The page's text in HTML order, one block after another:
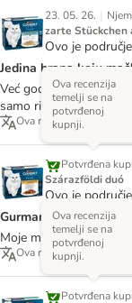
23. 05. 26. |
zarte Stückchen
Ovo je
Jedina hrana koju
Već godinama
samo riblje vrste. Zato
Ova recenzija je
Potvrđena
Ova recenzija
temelji se na
potvrđenoj
kupnji.
Szárazföldi duó
Ovo je
Gurmanska pašteta
Moje mačke rado jedu.
Ova recenzija je
Potvrđena
Ova recenzija
temelji se na
potvrđenoj
kupnji.